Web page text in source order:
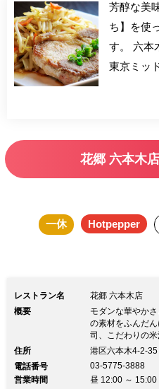
芳醇な美
ち】を使
す。 六本
東京ミッ
の個室で
花郷 六本木
一休 Hotpepper
レストラン名
花郷 六本木店
概要
モダンな華やか
の素材をふんだ
司、こだわりの米
住所
港区六本木4-2-
電話番号
03-5775-3888
営業時間